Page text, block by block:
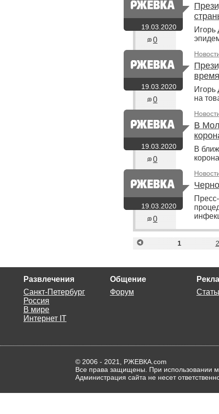
19.03.2020
0
Игорь
19.03.2020
0
Игорь
на
19.03.2020
0
В
В
19.03.2020
0
< 1 2
Развлечения
Санкт-Петербург
Россия
В мире
Интернет IT
Общение
Форум
© 2006 - 2021, РЖЕВКА.com
Все права защищены. При использовании
Администрация сайта не несет